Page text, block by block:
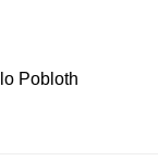
Pobloth